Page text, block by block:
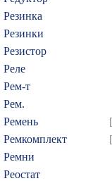
Резинка
Резинки
Резистор
Реле
Рем-т
Рем.
Ремень
Ремкомплект
Ремни
Реостат